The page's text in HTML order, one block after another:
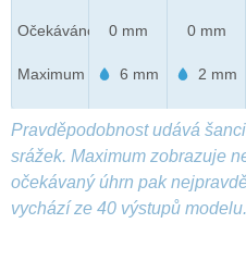
Očekáváno
Maximum
0 mm
6 mm
0 mm
2 mm
Pravděpodobnost udává
srážek. Maximum zobrazuje
očekávaný úhrn pak
vychází ze 40 výstupů modelu.